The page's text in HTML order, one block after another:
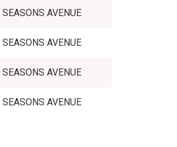
AVENUE
AVENUE
AVENUE
AVENUE